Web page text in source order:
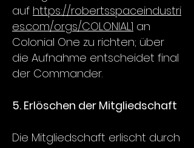
auf https://robertsspaceindustri
es.com/orgs/COLONIAL1 an
Colonial One zu richten; über
die Aufnahme entscheidet final
der Commander.
5. Erlöschen der Mitgliedschaft
Die Mitgliedschaft erlischt durch